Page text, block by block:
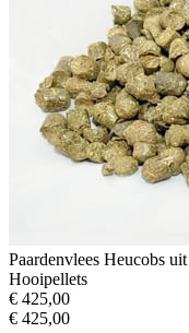
Paardenvlees Heucobs
Hooipellets
€ 425,00
€ 425,00